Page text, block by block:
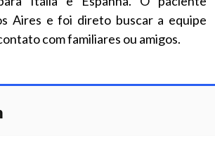
Aires e foi direto buscar a equipe
com familiares ou amigos.